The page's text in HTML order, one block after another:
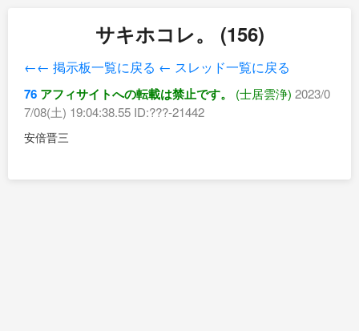
サキホコレ。 (156)
←← 掲示板一覧に戻る ← スレッド一覧に戻る
76 アフィサイトへの転載は禁止です。 (士居雲浄) 2023/0
7/08(土) 19:04:38.55 ID:???-21442
安倍晋三